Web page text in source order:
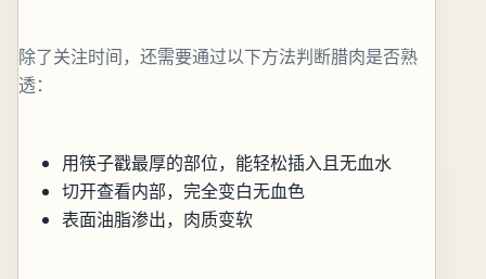
除了关注时间，还需要通过以下方法判断腊肉是否熟
透：
用筷子戳最厚的部位，能轻松插入且无血水
切开查看内部，完全变白无血色
表面油脂渗出，肉质变软